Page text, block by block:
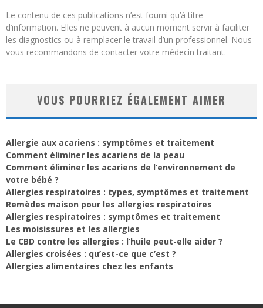
Le contenu de ces publications n’est fourni qu’à titre
d’information. Elles ne peuvent à aucun moment servir à faciliter
les diagnostics ou à remplacer le travail d’un professionnel. Nous
vous recommandons de contacter votre médecin traitant.
VOUS POURRIEZ ÉGALEMENT AIMER
Allergie aux acariens : symptômes et traitement
Comment éliminer les acariens de la peau
Comment éliminer les acariens de l’environnement de
votre bébé ?
Allergies respiratoires : types, symptômes et traitement
Remèdes maison pour les allergies respiratoires
Allergies respiratoires : symptômes et traitement
Les moisissures et les allergies
Le CBD contre les allergies : l’huile peut-elle aider ?
Allergies croisées : qu’est-ce que c’est ?
Allergies alimentaires chez les enfants